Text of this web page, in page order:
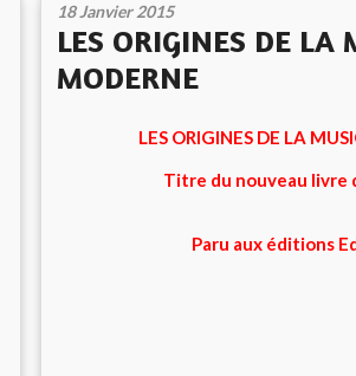
18 Janvier 2015
LES ORIGINES DE LA
MODERNE
LES ORIGINES DE LA
Titre du nouveau livre
Paru aux éditions